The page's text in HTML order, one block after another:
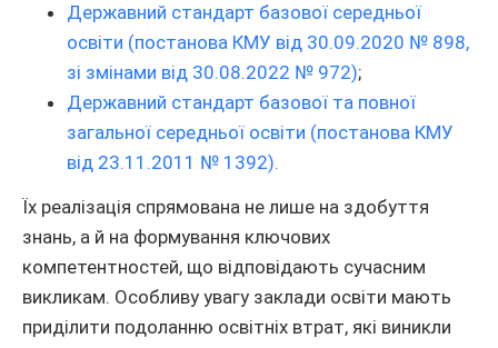
Державний стандарт базової середньої
освіти (постанова КМУ від 30.09.2020 № 898,
зі змінами від 30.08.2022 № 972);
Державний стандарт базової та повної
загальної середньої освіти (постанова КМУ
від 23.11.2011 № 1392).
Їх реалізація спрямована не лише на здобуття
знань, а й на формування ключових
компетентностей, що відповідають сучасним
викликам. Особливу увагу заклади освіти мають
приділити подоланню освітніх втрат, які виникли